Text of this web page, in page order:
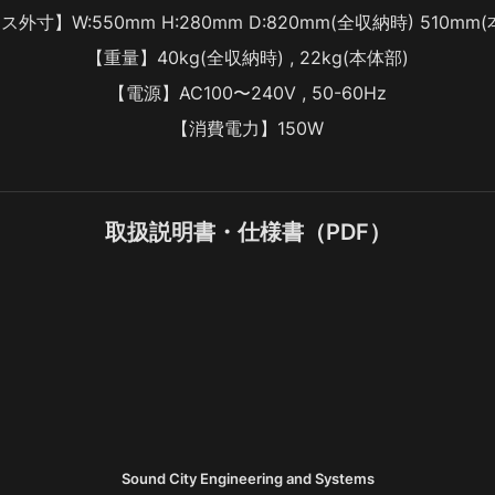
外寸】W:550mm H:280mm D:820mm(全収納時) 510mm(
【重量】40kg(全収納時) , 22kg(本体部)
【電源】AC100〜240V , 50-60Hz
【消費電力】150W
取扱説明書・仕様書（PDF）
Sound City Engineering and Systems